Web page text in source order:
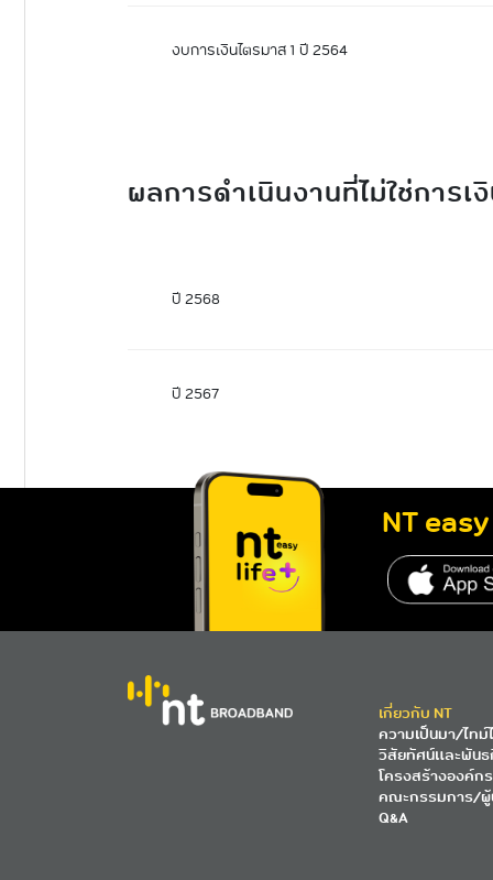
งบการเงินไตรมาส 1 ปี 2564
ผลการดําเนินงานที่ไม่ใช่การเ
ปี 2568
ปี 2567
NT
เกี่ยวกับ NT
ความเป็นมา/ไทม์
วิสัยทัศน์และพัน
โครงสร้างองค์กร
คณะกรรมการ/ผู้
Q&A